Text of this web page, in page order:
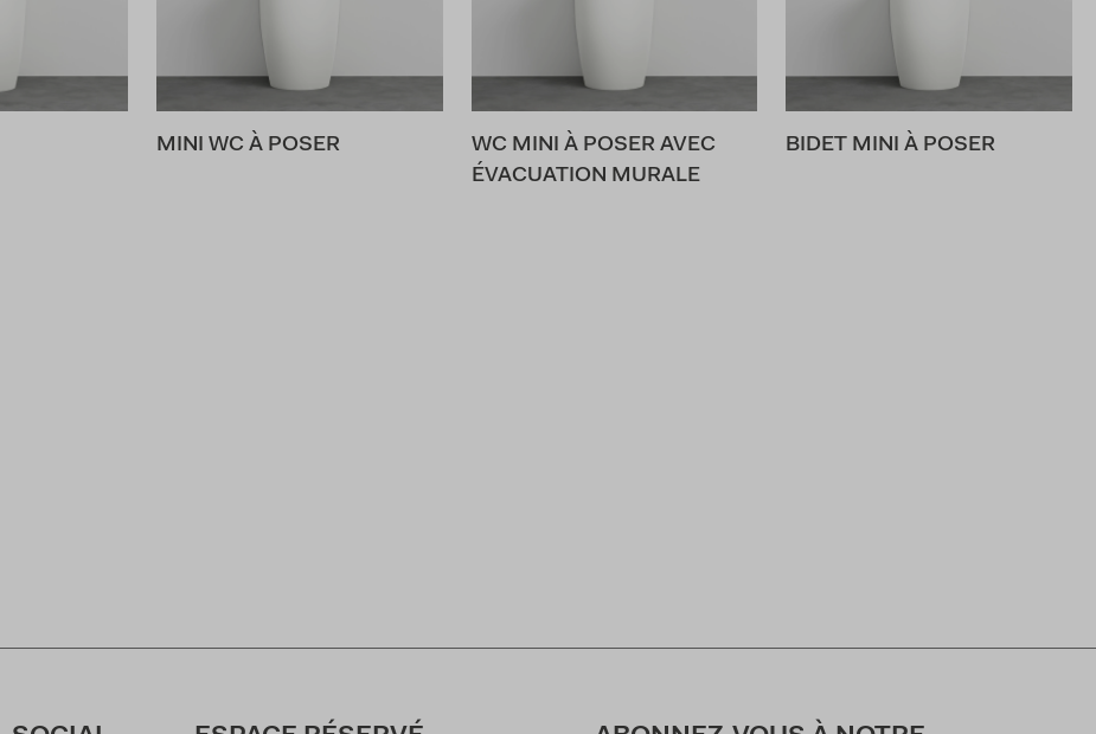
MINI WC À POSER
WC MINI À POSER AVEC
ÉVACUATION MURALE
BIDET MINI À POSER